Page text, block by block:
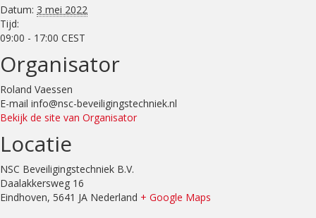
Datum: 3 mei 2022
Tijd:
09:00 - 17:00 CEST
Organisator
Roland Vaessen
E-mail info@nsc-beveiligingstechniek.nl
Bekijk de site van Organisator
Locatie
NSC Beveiligingstechniek B.V.
Daalakkersweg 16
Eindhoven, 5641 JA Nederland + Google Maps